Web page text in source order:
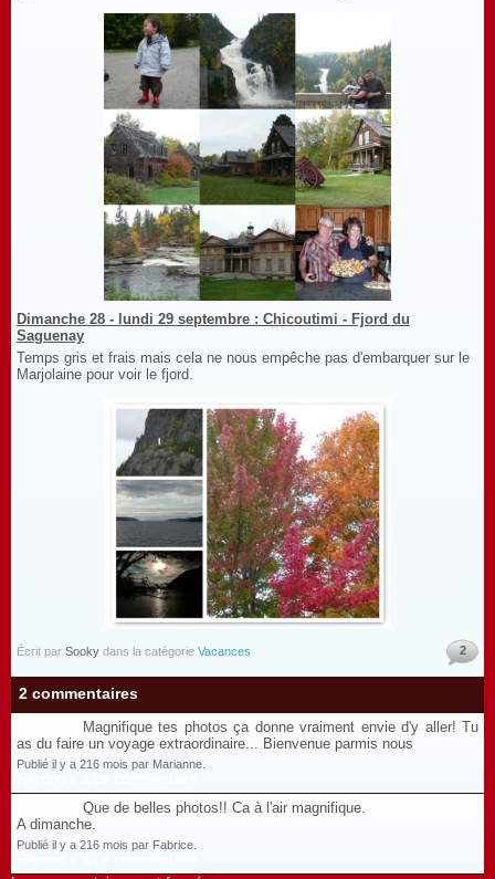
Dimanche 28 - lundi 29 septembre : Chicoutimi - Fjord du
Saguenay
Temps gris et frais mais cela ne nous empêche pas d'embarquer sur le
Marjolaine pour voir le fjord.
Écrit par Sooky dans la catégorie Vacances 2
2 commentaires
Magnifique tes photos ça donne vraiment envie d'y aller! Tu
as du faire un voyage extraordinaire... Bienvenue parmis nous
Publié il y a 216 mois par Marianne.
Que de belles photos!! Ca à l'air magnifique.
A dimanche.
Publié il y a 216 mois par Fabrice.